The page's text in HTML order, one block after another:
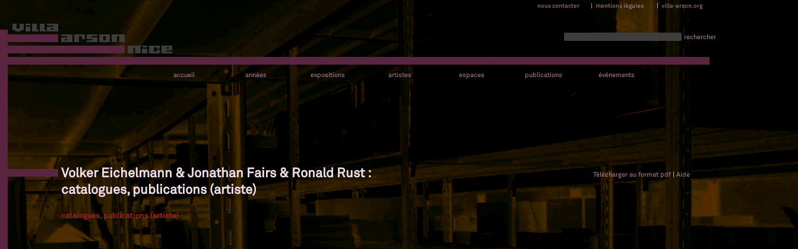
nous contacter | mentions légales | villa-arson.org
rechercher
accueil années expositions artistes espaces publications événements
Volker Eichelmann & Jonathan Fairs & Ronald Rust :
catalogues, publications (artiste)
Télécharger au format pdf | Aide
catalogues, publications (artiste)